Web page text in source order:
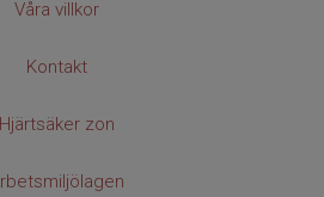
Våra villkor
Kontakt
Hjärtsäker zon